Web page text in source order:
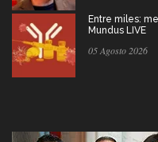
Entre miles:
Mundus LIVE
05 Agosto 2026